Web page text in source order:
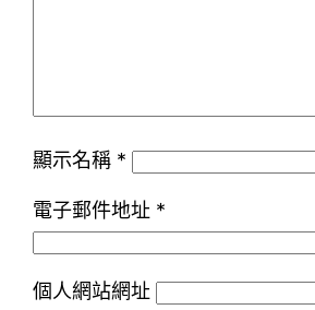
顯示名稱 *
電子郵件地址 *
個人網站網址